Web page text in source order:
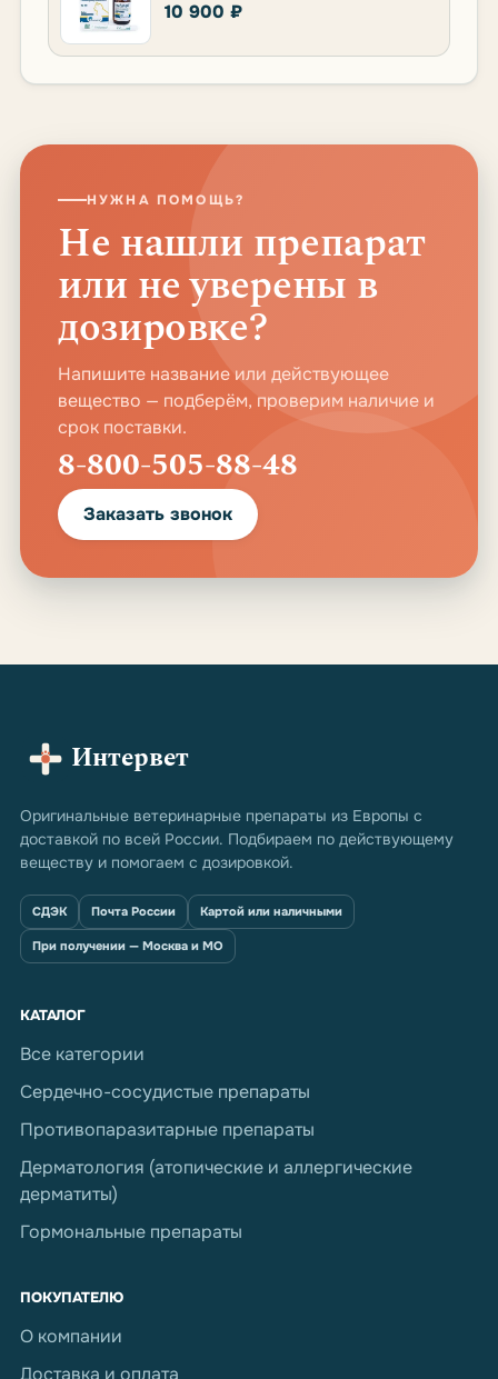
10 900 ₽
НУЖНА ПОМОЩЬ?
Не нашли препарат
или не уверены в
дозировке?
Напишите название или действующее
вещество — подберём, проверим наличие и
срок поставки.
8-800-505-88-48
Заказать звонок
Интервет
Оригинальные ветеринарные препараты из Европы с
доставкой по всей России. Подбираем по действующему
веществу и помогаем с дозировкой.
СДЭК Почта России Картой или наличными
При получении — Москва и МО
КАТАЛОГ
Все категории
Сердечно-сосудистые препараты
Противопаразитарные препараты
Дерматология (атопические и аллергические
дерматиты)
Гормональные препараты
ПОКУПАТЕЛЮ
О компании
Доставка и оплата